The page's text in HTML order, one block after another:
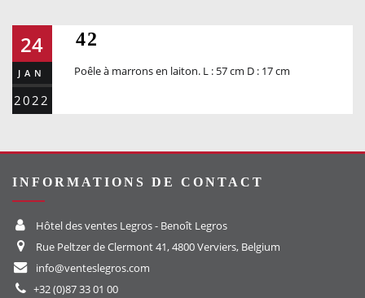
24
JAN
2022
42
Poêle à marrons en laiton. L : 57 cm D : 17 cm
INFORMATIONS DE CONTACT
Hôtel des ventes Legros - Benoît Legros
Rue Peltzer de Clermont 41, 4800 Verviers, Belgium
info@venteslegros.com
+32 (0)87 33 01 00